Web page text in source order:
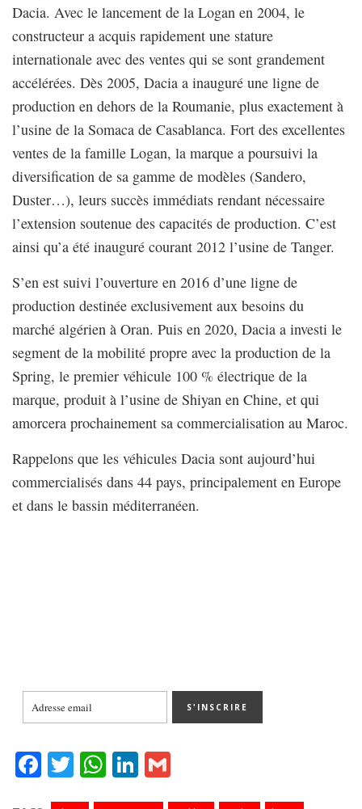
Dacia. Avec le lancement de la Logan en 2004, le
constructeur a acquis rapidement une stature
internationale avec des ventes qui se sont grandement
accélérées. Dès 2005, Dacia a inauguré une ligne de
production en dehors de la Roumanie, plus exactement à
l’usine de la Somaca de Casablanca. Fort des excellentes
ventes de la famille Logan, la marque a poursuivi la
diversification de sa gamme de modèles (Sandero,
Duster…), leurs succès immédiats rendant nécessaire
l’extension soutenue des capacités de production. C’est
ainsi qu’a été inauguré courant 2012 l’usine de Tanger.
S’en est suivi l’ouverture en 2016 d’une ligne de
production destinée exclusivement aux besoins du
marché algérien à Oran. Puis en 2020, Dacia a investi le
segment de la mobilité propre avec la production de la
Spring, le premier véhicule 100 % électrique de la
marque, produit à l’usine de Shiyan en Chine, et qui
amorcera prochainement sa commercialisation au Maroc.
Rappelons que les véhicules Dacia sont aujourd’hui
commercialisés dans 44 pays, principalement en Europe
et dans le bassin méditerranéen.
Fa T W Li